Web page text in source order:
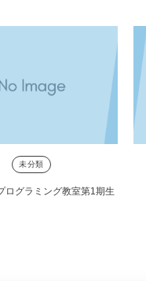
未分類
ログラミング教室第1期生